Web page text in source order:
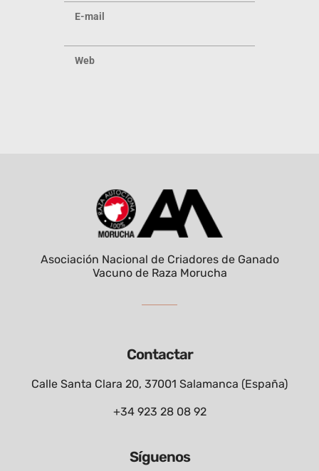
E-mail
Web
Contactar
Calle Santa Clara 20, 37001 Salamanca (España)
+34 923 28 08 92
Asociación Nacional de Criadores de Ganado
Vacuno de Raza Morucha
Síguenos